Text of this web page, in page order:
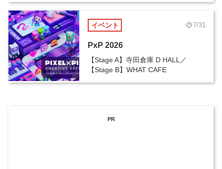
イベント 7/31
PxP 2026
【Stage A】寺田倉庫 D HALL／
【Stage B】WHAT CAFE
PR